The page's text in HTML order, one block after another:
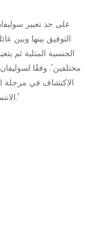
على حد تعبير
التوفيق بينها وبين
الجنسية المثلية ثم
مختلفين'. وفقًا
الاكتشاف في مرحلة
الانتماء إلى كلا المكانين ، دون إزاحة ، دون اغتراب.'